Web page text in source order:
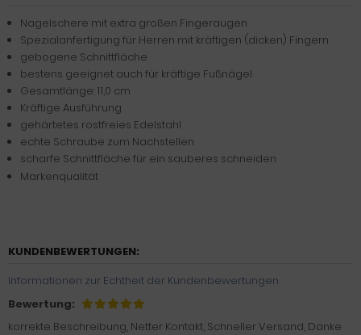
Nagelschere mit extra großen Fingeraugen
Spezialanfertigung für Herren mit kräftigen (dicken) Fingern
gebogene Schnittfläche
bestens geeignet auch für kräftige Fußnägel
Gesamtlänge: 11,0 cm
Kräftige Ausführung
gehärtetes rostfreies Edelstahl
echte Schraube zum Nachstellen
scharfe Schnittfläche für ein sauberes schneiden
Markenqualität
KUNDENBEWERTUNGEN:
Informationen zur Echtheit der Kundenbewertungen
Bewertung:
korrekte Beschreibung, Netter Kontakt, Schneller Versand, Danke